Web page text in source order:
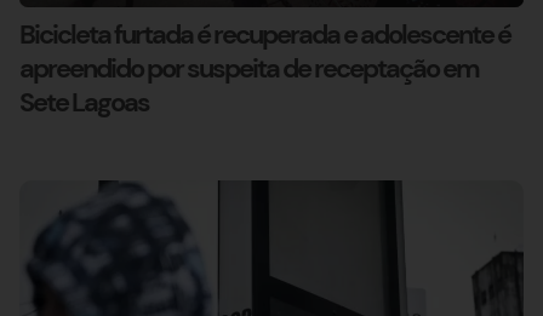
Bicicleta furtada é recuperada e adolescente é
apreendido por suspeita de receptação em
Sete Lagoas